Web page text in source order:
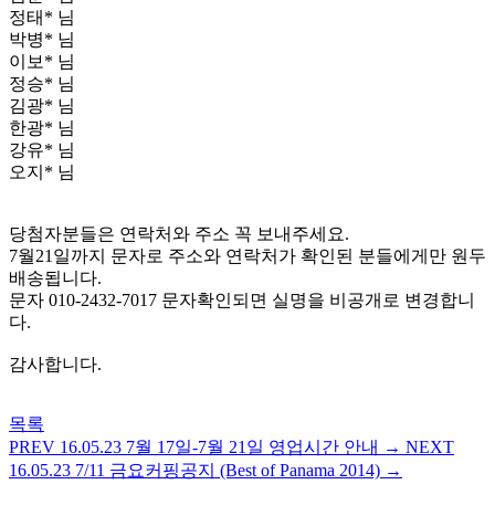
정태* 님
박병* 님
이보* 님
정승* 님
김광* 님
한광* 님
강유* 님
오지* 님
당첨자분들은 연락처와 주소 꼭 보내주세요.
7월21일까지 문자로 주소와 연락처가 확인된 분들에게만 원두
배송됩니다.
문자 010-2432-7017 문자확인되면 실명을 비공개로 변경합니
다.
감사합니다.
목록
PREV 16.05.23 7월 17일-7월 21일 영업시간 안내 → NEXT
16.05.23 7/11 금요커핑공지 (Best of Panama 2014) →